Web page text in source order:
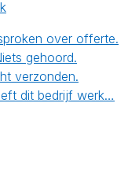
over offerte.
gehoord.
verzonden.
dit bedrijf werk…